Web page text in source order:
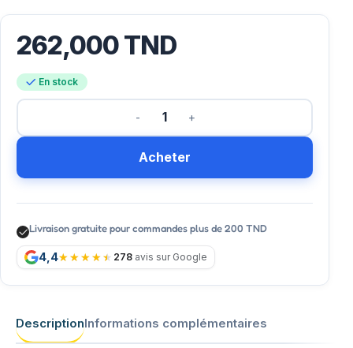
262,000TND
En stock
Acheter
Livraison gratuite pour commandes plus de 200 TND
4,4 278 avis sur Google
DescriptionInformations complémentaires